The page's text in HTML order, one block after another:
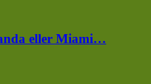
eller Miami…